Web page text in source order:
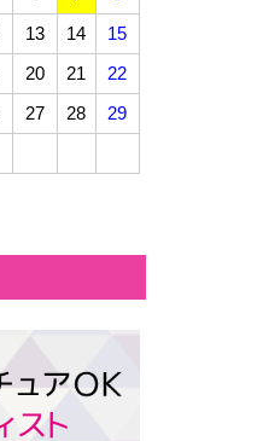
13 14
15
20 21
22
27 28
29